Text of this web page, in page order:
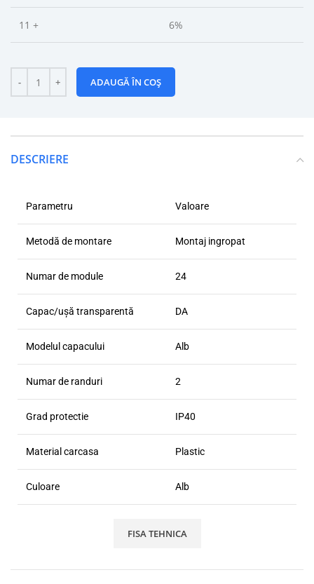
11 + 6%
ADAUGĂ ÎN COȘ
DESCRIERE
Parametru Valoare
Metodă de montare Montaj ingropat
Numar de module 24
Capac/ușă transparentă DA
Modelul capacului Alb
Numar de randuri 2
Grad protectie IP40
Material carcasa Plastic
Culoare Alb
FISA TEHNICA